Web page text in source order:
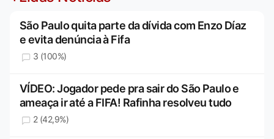
São Paulo quita parte da dívida com Enzo Díaz
e evita denúncia à Fifa
3 (100%)
VÍDEO: Jogador pede pra sair do São Paulo e
ameaça ir até a FIFA! Rafinha resolveu tudo
2 (42,9%)